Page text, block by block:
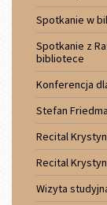
Spotkanie w
Spotkanie z
bibliotece
Konferencja
Stefan
Recital
Recital
Wizyta